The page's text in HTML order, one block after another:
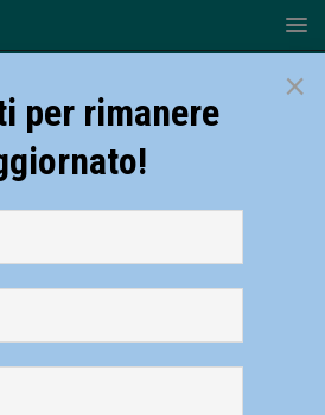
×
per rimanere